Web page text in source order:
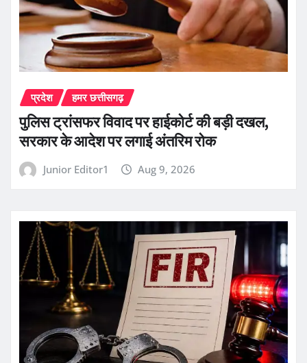
प्रदेश हमर छत्तीसगढ़
पुलिस ट्रांसफर विवाद पर हाईकोर्ट की बड़ी दखल,
सरकार के आदेश पर लगाई अंतरिम रोक
Junior Editor1 Aug 9, 2026